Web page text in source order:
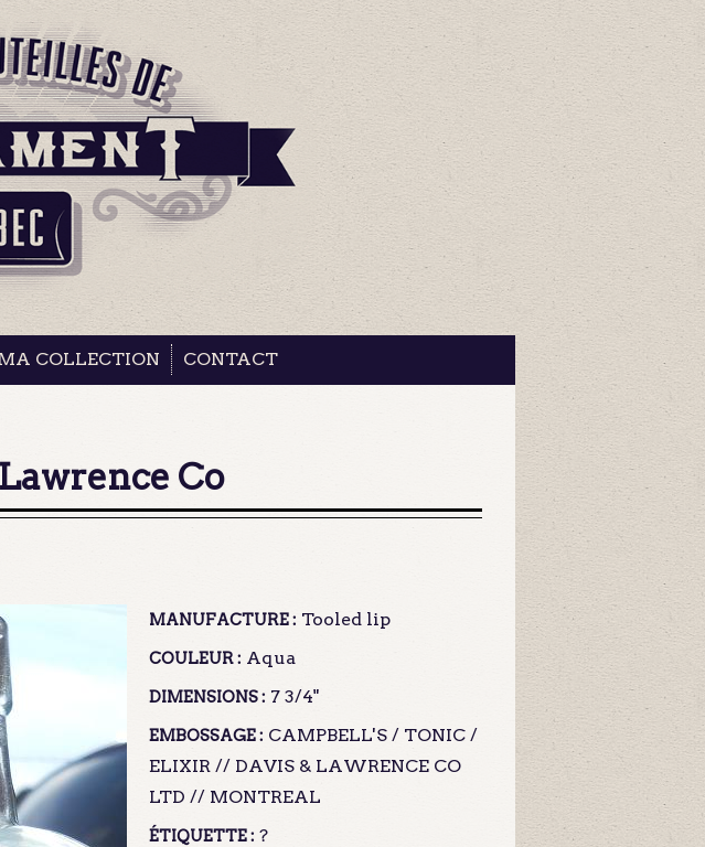
COLLECTION CONTACT
Co
MANUFACTURE : Tooled lip
COULEUR : Aqua
DIMENSIONS : 7 3/4"
EMBOSSAGE : CAMPBELL'S / TONIC /
ELIXIR // DAVIS & LAWRENCE CO
LTD // MONTREAL
ÉTIQUETTE : ?